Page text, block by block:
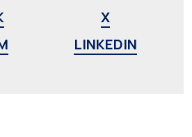
X
LINKEDIN